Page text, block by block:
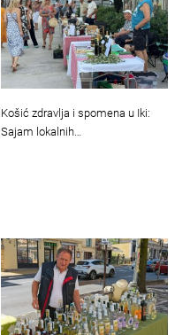
Košić zdravlja i spomena u Iki:
Sajam lokalnih…